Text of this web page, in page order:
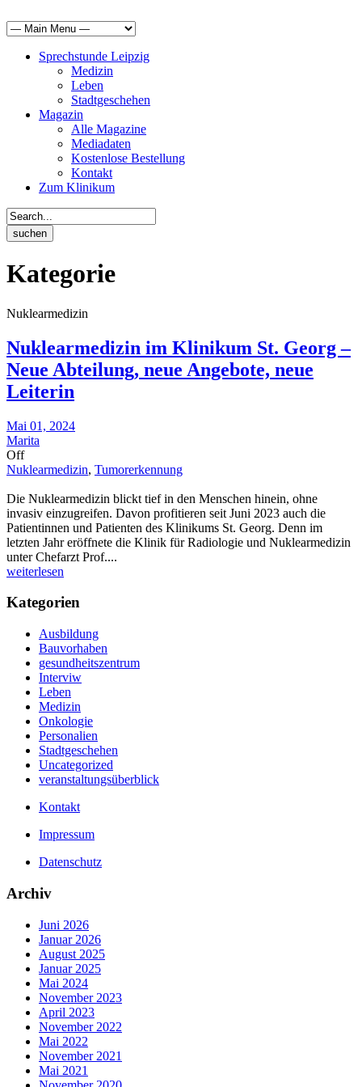
Sprechstunde Leipzig
Medizin
Leben
Stadtgeschehen
Magazin
Alle Magazine
Mediadaten
Kostenlose Bestellung
Kontakt
Zum Klinikum
Kategorie
Nuklearmedizin
Nuklearmedizin im Klinikum St. Georg –
Neue Abteilung, neue Angebote, neue
Leiterin
Mai 01, 2024
Marita
Off
Nuklearmedizin, Tumorerkennung
Die Nuklearmedizin blickt tief in den Menschen hinein, ohne
invasiv einzugreifen. Davon profitieren seit Juni 2023 auch die
Patientinnen und Patienten des Klinikums St. Georg. Denn im
letzten Jahr eröffnete die Klinik für Radiologie und Nuklearmedizin
unter Chefarzt Prof....
weiterlesen
Kategorien
Ausbildung
Bauvorhaben
gesundheitszentrum
Interviw
Leben
Medizin
Onkologie
Personalien
Stadtgeschehen
Uncategorized
veranstaltungsüberblick
Kontakt
Impressum
Datenschutz
Archiv
Juni 2026
Januar 2026
August 2025
Januar 2025
Mai 2024
November 2023
April 2023
November 2022
Mai 2022
November 2021
Mai 2021